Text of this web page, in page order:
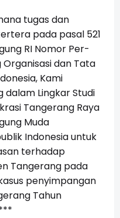
tugas dan
pada pasal 521
RI Nomor Per-
dan Tata
Kami
Lingkar Studi
Tangerang Raya
Muda
Indonesia untuk
terhadap
Tangerang pada
penyimpangan
Tahun